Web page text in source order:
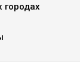
городах